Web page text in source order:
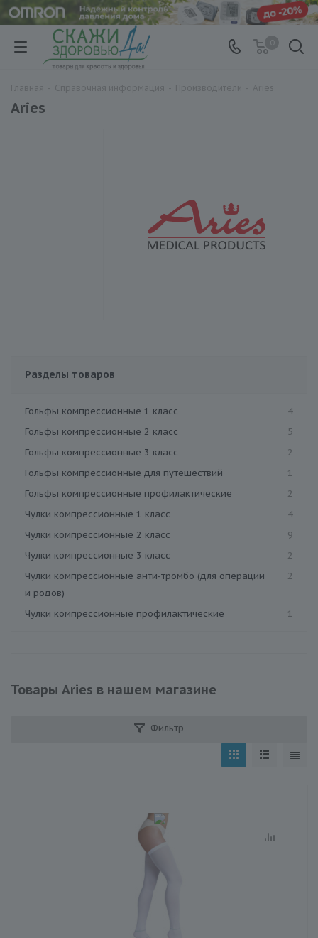
Aries
Разделы товаров
Гольфы компрессионные 1 класс
4
Гольфы компрессионные 2 класс
5
Гольфы компрессионные 3 класс
2
Гольфы компрессионные для путешествий
1
Гольфы компрессионные профилактические
2
Чулки компрессионные 1 класс
4
Чулки компрессионные 2 класс
9
Чулки компрессионные 3 класс
2
Чулки компрессионные анти-тромбо (для операции
и родов)
2
Чулки компрессионные профилактические 1
Товары Aries в нашем магазине
Фильтр